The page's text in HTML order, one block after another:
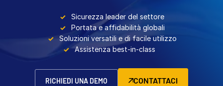
RICHIEDI UNA DEMO CONTATTACI
Sicurezza leader del settore
Portata e affidabilità globali
Soluzioni versatili e di facile utilizzo
Assistenza best-in-class